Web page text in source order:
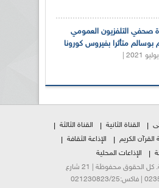
صحفي التلفزيون العمومي
بوسالم متأثرا بفيروس كورونا
القناة الثانية
القناة الثالثة
القرآن الكريم
الإذاعة الثقافة
الإذاعات المحلية
© 2026 الإذاعة الجزائرية. كل الحقوق محفوظة | 21 شارع